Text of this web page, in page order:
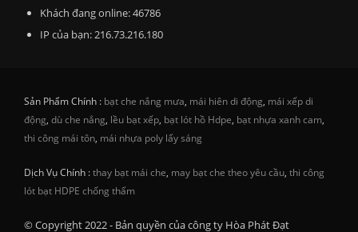
Khách đang online: 46786
IP của bạn: 216.73.216.180
Sản Phẩm Chính : bạt che nắng mưa, mái hiên di động, mái xếp di
động, dù che nắng, lều bạt xếp, bạt lót hồ Hdpe, bạt nhựa xanh cam,
thi công mái tôn, mái nhựa poly lấy sáng
Dịch Vụ Chính :thay bạt mái che, may bạt che theo yêu cầu, thi công
lót bạt HDPE chống thấm
© Copyright 2022 - Bản quyền của công ty Hòa Phát Đạt